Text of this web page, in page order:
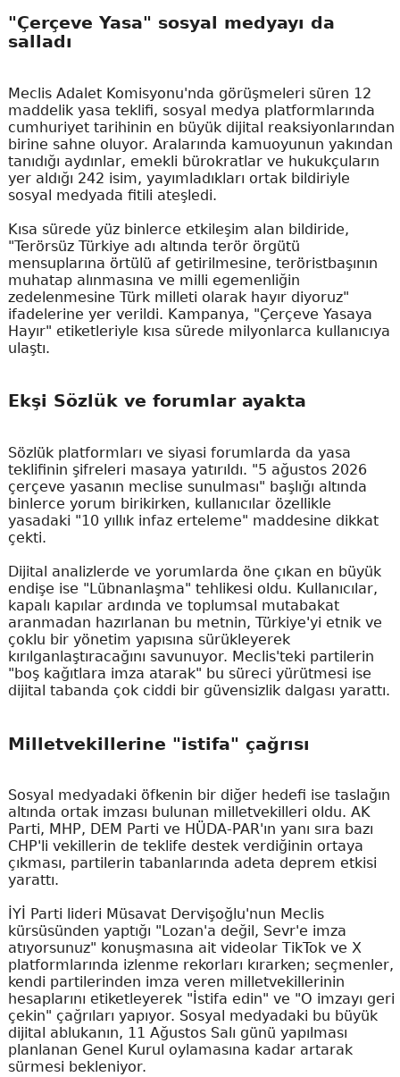
"Çerçeve Yasa" sosyal medyayı da
salladı
Meclis Adalet Komisyonu'nda görüşmeleri süren 12
maddelik yasa teklifi, sosyal medya platformlarında
cumhuriyet tarihinin en büyük dijital reaksiyonlarından
birine sahne oluyor. Aralarında kamuoyunun yakından
tanıdığı aydınlar, emekli bürokratlar ve hukukçuların
yer aldığı 242 isim, yayımladıkları ortak bildiriyle
sosyal medyada fitili ateşledi.
Kısa sürede yüz binlerce etkileşim alan bildiride,
"Terörsüz Türkiye adı altında terör örgütü
mensuplarına örtülü af getirilmesine, teröristbaşının
muhatap alınmasına ve milli egemenliğin
zedelenmesine Türk milleti olarak hayır diyoruz"
ifadelerine yer verildi. Kampanya, "Çerçeve Yasaya
Hayır" etiketleriyle kısa sürede milyonlarca kullanıcıya
ulaştı.
Ekşi Sözlük ve forumlar ayakta
Sözlük platformları ve siyasi forumlarda da yasa
teklifinin şifreleri masaya yatırıldı. "5 ağustos 2026
çerçeve yasanın meclise sunulması" başlığı altında
binlerce yorum birikirken, kullanıcılar özellikle
yasadaki "10 yıllık infaz erteleme" maddesine dikkat
çekti.
Dijital analizlerde ve yorumlarda öne çıkan en büyük
endişe ise "Lübnanlaşma" tehlikesi oldu. Kullanıcılar,
kapalı kapılar ardında ve toplumsal mutabakat
aranmadan hazırlanan bu metnin, Türkiye'yi etnik ve
çoklu bir yönetim yapısına sürükleyerek
kırılganlaştıracağını savunuyor. Meclis'teki partilerin
"boş kağıtlara imza atarak" bu süreci yürütmesi ise
dijital tabanda çok ciddi bir güvensizlik dalgası yarattı.
Milletvekillerine "istifa" çağrısı
Sosyal medyadaki öfkenin bir diğer hedefi ise taslağın
altında ortak imzası bulunan milletvekilleri oldu. AK
Parti, MHP, DEM Parti ve HÜDA-PAR'ın yanı sıra bazı
CHP'li vekillerin de teklife destek verdiğinin ortaya
çıkması, partilerin tabanlarında adeta deprem etkisi
yarattı.
İYİ Parti lideri Müsavat Dervişoğlu'nun Meclis
kürsüsünden yaptığı "Lozan'a değil, Sevr'e imza
atıyorsunuz" konuşmasına ait videolar TikTok ve X
platformlarında izlenme rekorları kırarken; seçmenler,
kendi partilerinden imza veren milletvekillerinin
hesaplarını etiketleyerek "İstifa edin" ve "O imzayı geri
çekin" çağrıları yapıyor. Sosyal medyadaki bu büyük
dijital ablukanın, 11 Ağustos Salı günü yapılması
planlanan Genel Kurul oylamasına kadar artarak
sürmesi bekleniyor.